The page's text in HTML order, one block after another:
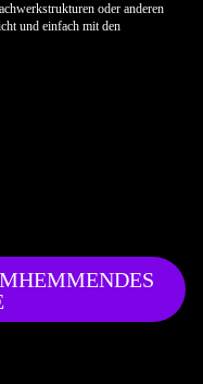
oder anderen
und einfach mit den